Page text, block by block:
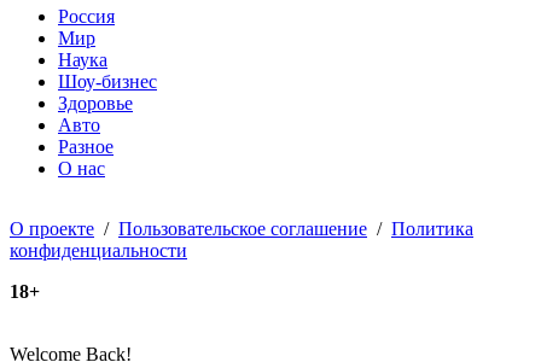
Россия
Мир
Наука
Шоу-бизнес
Здоровье
Авто
Разное
О нас
О проекте / Пользовательское соглашение / Политика
конфиденциальности
18+
Welcome Back!